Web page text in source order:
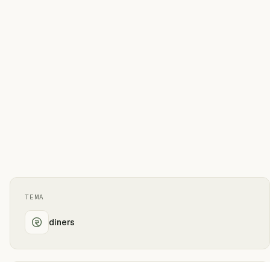
TEMA
diners